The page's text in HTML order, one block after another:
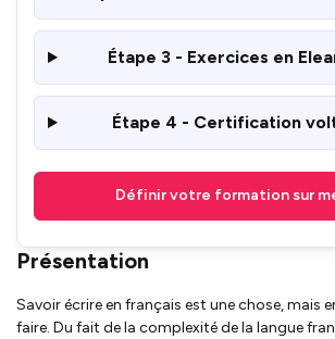
Étape 3 - Exercices en
Étape 4 - Certification
Définir votre formation sur
Présentation
Savoir écrire en français est une chose, mais
faire. Du fait de la complexité de la langue